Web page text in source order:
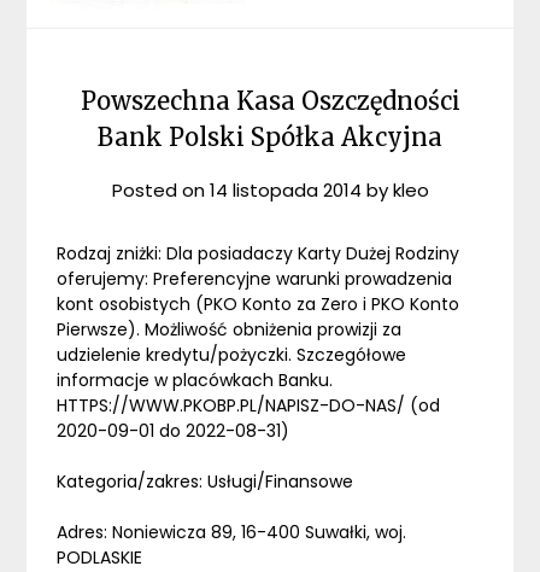
Powszechna Kasa Oszczędności
Bank Polski Spółka Akcyjna
Posted on14 listopada 2014 bykleo
Rodzaj zniżki: Dla posiadaczy Karty Dużej Rodziny
oferujemy: Preferencyjne warunki prowadzenia
kont osobistych (PKO Konto za Zero i PKO Konto
Pierwsze). Możliwość obniżenia prowizji za
udzielenie kredytu/pożyczki. Szczegółowe
informacje w placówkach Banku.
HTTPS://WWW.PKOBP.PL/NAPISZ-DO-NAS/ (od
2020-09-01 do 2022-08-31)
Kategoria/zakres: Usługi/Finansowe
Adres: Noniewicza 89, 16-400 Suwałki, woj.
PODLASKIE